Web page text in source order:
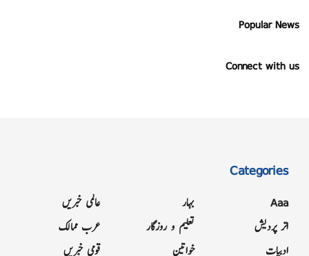
Popular News
Connect with us
Categories
Aaa
اتر پردیش
ادبیات
بہار
تعلیم و روزگار
خواتین
عالمی خبریں
عرب ممالک
قومی خبریں